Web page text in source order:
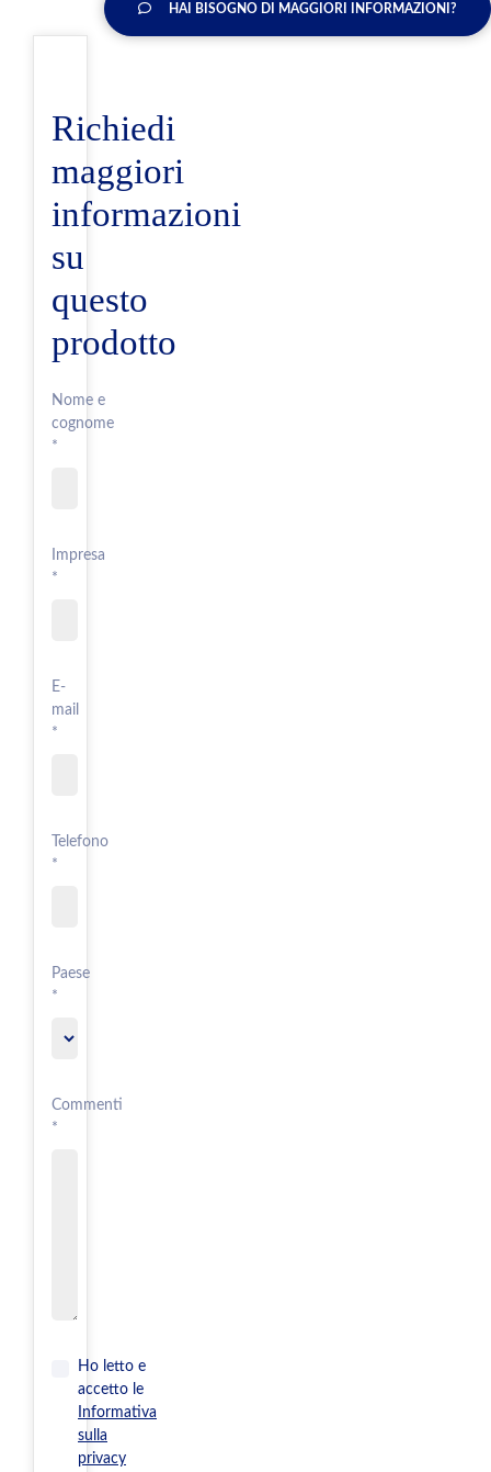
HAI BISOGNO DI MAGGIORI INFORMAZIONI?
Richiedi
maggiori
informazioni
su
questo
prodotto
Nome e
cognome
*
Impresa
*
E-
mail
*
Telefono
*
Paese
*
Commenti
*
Ho letto e
accetto le
Informativa
sulla
privacy